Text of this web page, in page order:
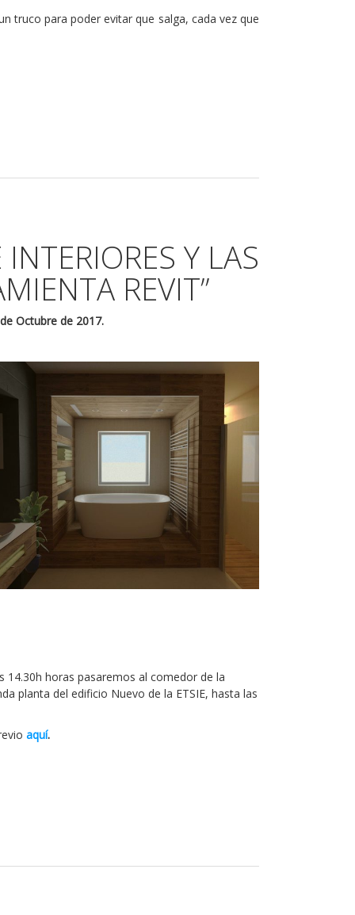
truco para poder evitar que salga, cada vez que
Y LAS
REVIT”
Octubre de 2017.
14.30h horas pasaremos al comedor de la
planta del edificio Nuevo de la ETSIE, hasta las
aquí.